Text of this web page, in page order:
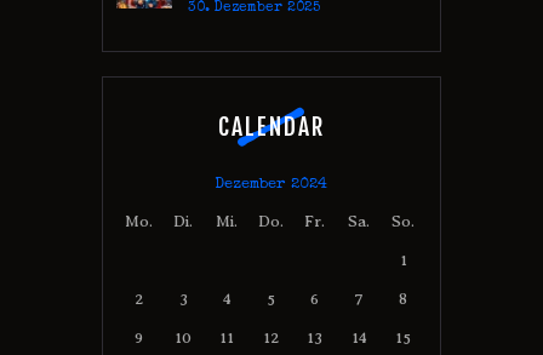
30. Dezember 2025
CALENDAR
Dezember 2024
Mo. Di. Mi. Do. Fr. Sa. So.
1
2 3 4 5 6 7 8
9 10 11 12 13 14 15